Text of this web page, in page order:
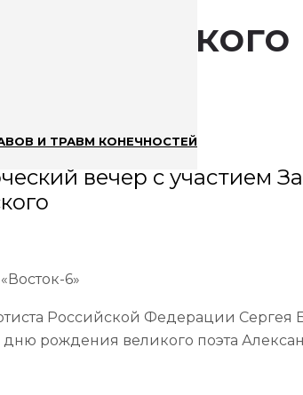
И ТРАВМ КОНЕЧНОСТЕЙ
Барковского
вечер с участием
6»
Российской Федерации Сергея
рождения великого поэта